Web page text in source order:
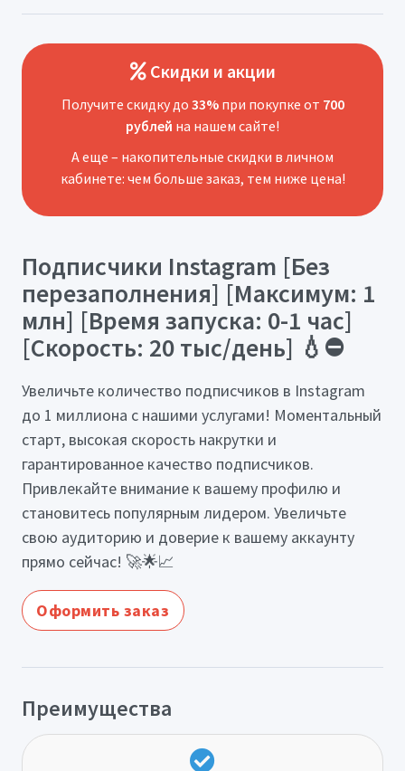
Скидки и акции
Получите скидку до 33%при покупке от 700
рублей на нашем сайте!
А еще – накопительные скидки в личном
кабинете: чем больше заказ, тем ниже цена!
Подписчики Instagram [Без
перезаполнения] [Максимум: 1
млн] [Время запуска: 0-1 час]
[Скорость: 20 тыс/день] 💧⛔
Увеличьте количество подписчиков в Instagram
до 1 миллиона с нашими услугами! Моментальный
старт, высокая скорость накрутки и
гарантированное качество подписчиков.
Привлекайте внимание к вашему профилю и
становитесь популярным лидером. Увеличьте
свою аудиторию и доверие к вашему аккаунту
прямо сейчас! 🚀🌟📈
Оформить заказ
Преимущества